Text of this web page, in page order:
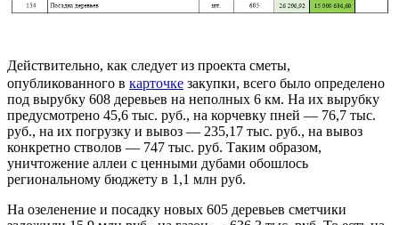
Действительно, как следует из проекта сметы,
опубликованного в карточке закупки, всего было определено
под вырубку 608 деревьев на неполных 6 км. На их вырубку
предусмотрено 45,6 тыс. руб., на корчевку пней — 76,7 тыс.
руб., на их погрузку и вывоз — 235,17 тыс. руб., на вывоз
конкретно стволов — 747 тыс. руб. Таким образом,
уничтожение аллеи с ценными дубами обошлось
региональному бюджету в 1,1 млн руб.
На озеленение и посадку новых 605 деревьев сметчики